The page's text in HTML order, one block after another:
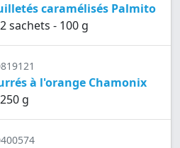
caramélisés Palmito
sachets - 100 g
à l'orange Chamonix
g